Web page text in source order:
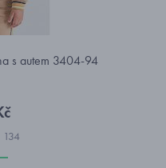
s autem 3404-94
134